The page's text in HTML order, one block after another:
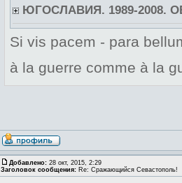
ЮГОСЛАВИЯ. 1989-2008.
Si vis pacem - para
à la guerre comme à la
Добавлено: 28 окт, 2015, 2:29
Заголовок сообщения: Re: Сражающийся Севастополь!